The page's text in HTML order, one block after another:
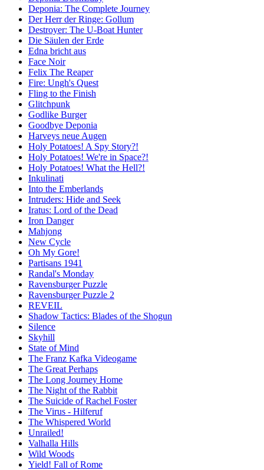
Deponia: The Complete Journey
Der Herr der Ringe: Gollum
Destroyer: The U-Boat Hunter
Die Säulen der Erde
Edna bricht aus
Face Noir
Felix The Reaper
Fire: Ungh's Quest
Fling to the Finish
Glitchpunk
Godlike Burger
Goodbye Deponia
Harveys neue Augen
Holy Potatoes! A Spy Story?!
Holy Potatoes! We're in Space?!
Holy Potatoes! What the Hell?!
Inkulinati
Into the Emberlands
Intruders: Hide and Seek
Iratus: Lord of the Dead
Iron Danger
Mahjong
New Cycle
Oh My Gore!
Partisans 1941
Randal's Monday
Ravensburger Puzzle
Ravensburger Puzzle 2
REVEIL
Shadow Tactics: Blades of the Shogun
Silence
Skyhill
State of Mind
The Franz Kafka Videogame
The Great Perhaps
The Long Journey Home
The Night of the Rabbit
The Suicide of Rachel Foster
The Virus - Hilferuf
The Whispered World
Unrailed!
Valhalla Hills
Wild Woods
Yield! Fall of Rome